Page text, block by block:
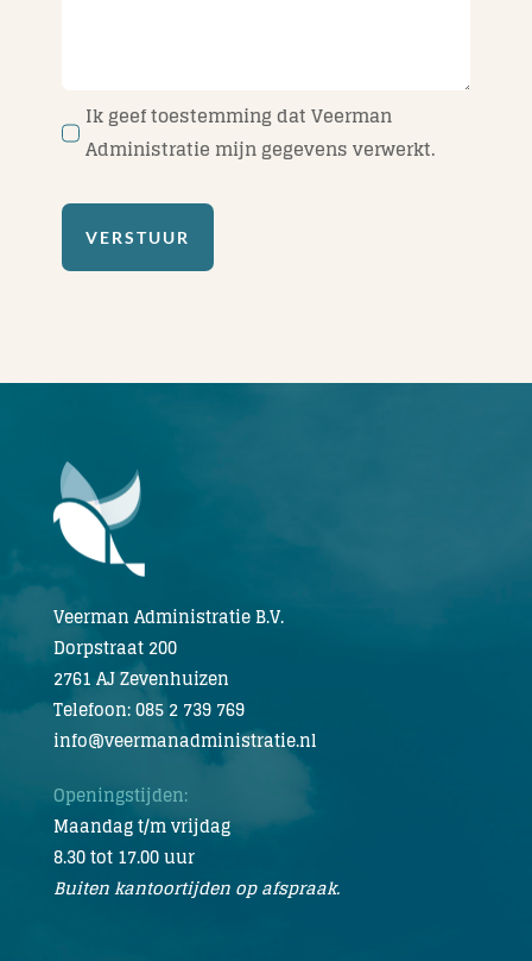
Ik geef toestemming dat Veerman
Administratie mijn gegevens verwerkt.
VERSTUUR
Veerman Administratie B.V.
Dorpstraat 200
2761 AJ Zevenhuizen
Telefoon: 085 2 739 769
info@veermanadministratie.nl
Openingstijden:
Maandag t/m vrijdag
8.30 tot 17.00 uur
Buiten kantoortijden op afspraak.